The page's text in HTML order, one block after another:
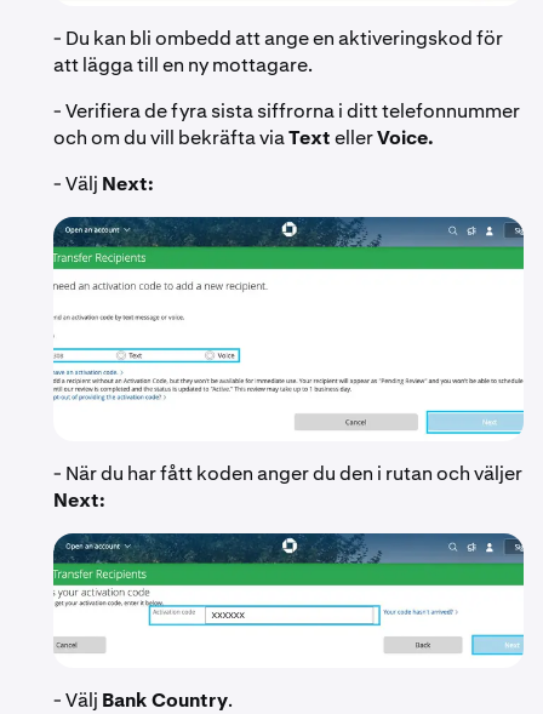
- Du kan bli ombedd att ange en aktiveringskod för
att lägga till en ny mottagare.
- Verifiera de fyra sista siffrorna i ditt telefonnummer
och om du vill bekräfta viaTextellerVoice.
- Välj Next:
- När du har fått koden anger du den i rutan och väljer
Next:
- Välj Bank Country.